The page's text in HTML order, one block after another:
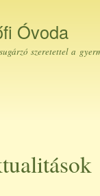
Óvoda
szeretettel a